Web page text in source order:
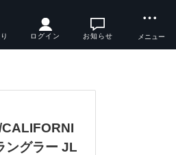
ログイン お知らせ メニュー
CALIFORNI
ングラー JL